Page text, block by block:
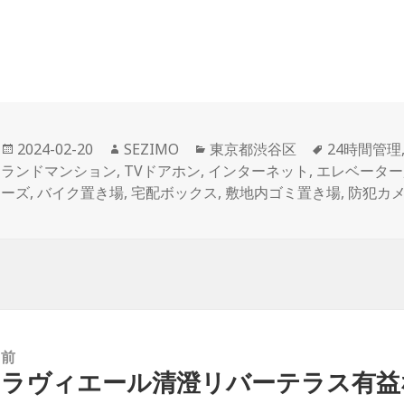
投
稿
日:
2024-02-20
作
成
者
SEZIMO
カ
テ
ゴ
東京都渋谷区
タ
グ
24時間管理,
ランドマンション, TVドアホン, インターネット , エレベーター
ーズ,バイク置き場,宅配ボックス, 敷地内ゴミ置き場, 防犯カ
前
前
ラヴィエール清澄リバーテラス有